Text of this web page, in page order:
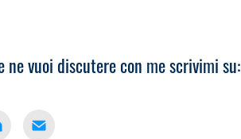
vuoi discutere con me scrivimi su: